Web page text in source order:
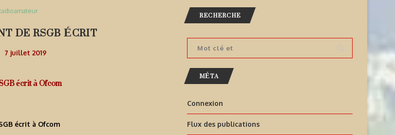
DE RSGB ÉCRIT
7 juillet 2019
écrit à Ofcom
écrit à Ofcom
RECHERCHE
MÉTA
Connexion
Flux des publications